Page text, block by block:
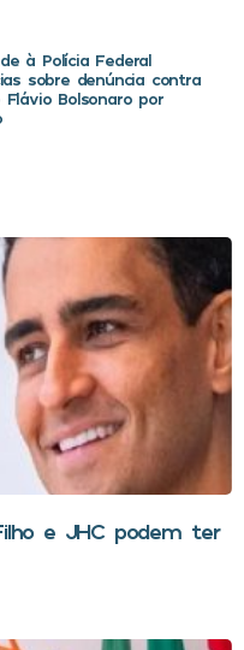
à Polícia Federal
sobre denúncia contra
Bolsonaro por
e JHC podem ter